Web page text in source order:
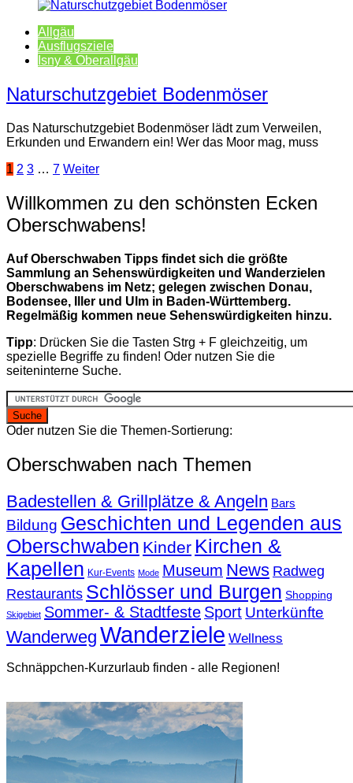
Allgäu
Ausflugsziele
Isny & Oberallgäu
Naturschutzgebiet Bodenmöser
Das Naturschutzgebiet Bodenmöser lädt zum Verweilen,
Erkunden und Erwandern ein! Wer das Moor mag, muss
Seitennummerierung
der
Beiträge
1 2 3 … 7 Weiter
Willkommen zu den schönsten Ecken
Oberschwabens!
Auf Oberschwaben Tipps findet sich die größte
Sammlung an Sehenswürdigkeiten und Wanderzielen
Oberschwabens im Netz; gelegen zwischen Donau,
Bodensee, Iller und Ulm in Baden-Württemberg.
Regelmäßig kommen neue Sehenswürdigkeiten hinzu.
Tipp: Drücken Sie die Tasten Strg + F gleichzeitig, um
spezielle Begriffe zu finden! Oder nutzen Sie die
seiteninterne Suche.
Oder nutzen Sie die Themen-Sortierung:
Oberschwaben nach Themen
Badestellen & Grillplätze & Angeln Bars
Bildung Geschichten und Legenden aus
Oberschwaben Kinder Kirchen &
Kapellen Kur-Events Mode Museum News Radweg
Restaurants Schlösser und Burgen Shopping
Skigebiet Sommer- & Stadtfeste Sport Unterkünfte
Wanderweg Wanderziele Wellness
Schnäppchen-Kurzurlaub finden - alle Regionen!